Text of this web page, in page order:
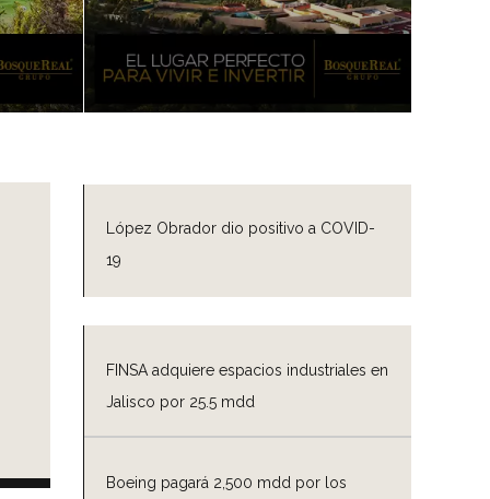
López Obrador dio positivo a COVID-
19
FINSA adquiere espacios industriales en
Jalisco por 25.5 mdd
Boeing pagará 2,500 mdd por los